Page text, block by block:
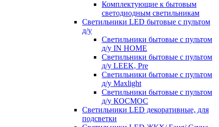
Комплектующие к бытовым
светодиодным светильникам
Светильники LED бытовые с пультом
д/у
Светильники бытовые с пультом
д/у IN HOME
Светильники бытовые с пультом
д/у LEEK, Pre
Светильники бытовые с пультом
д/у Maxlight
Светильники бытовые с пультом
д/у КОСМОС
Светильники LED декоративные, для
подсветки